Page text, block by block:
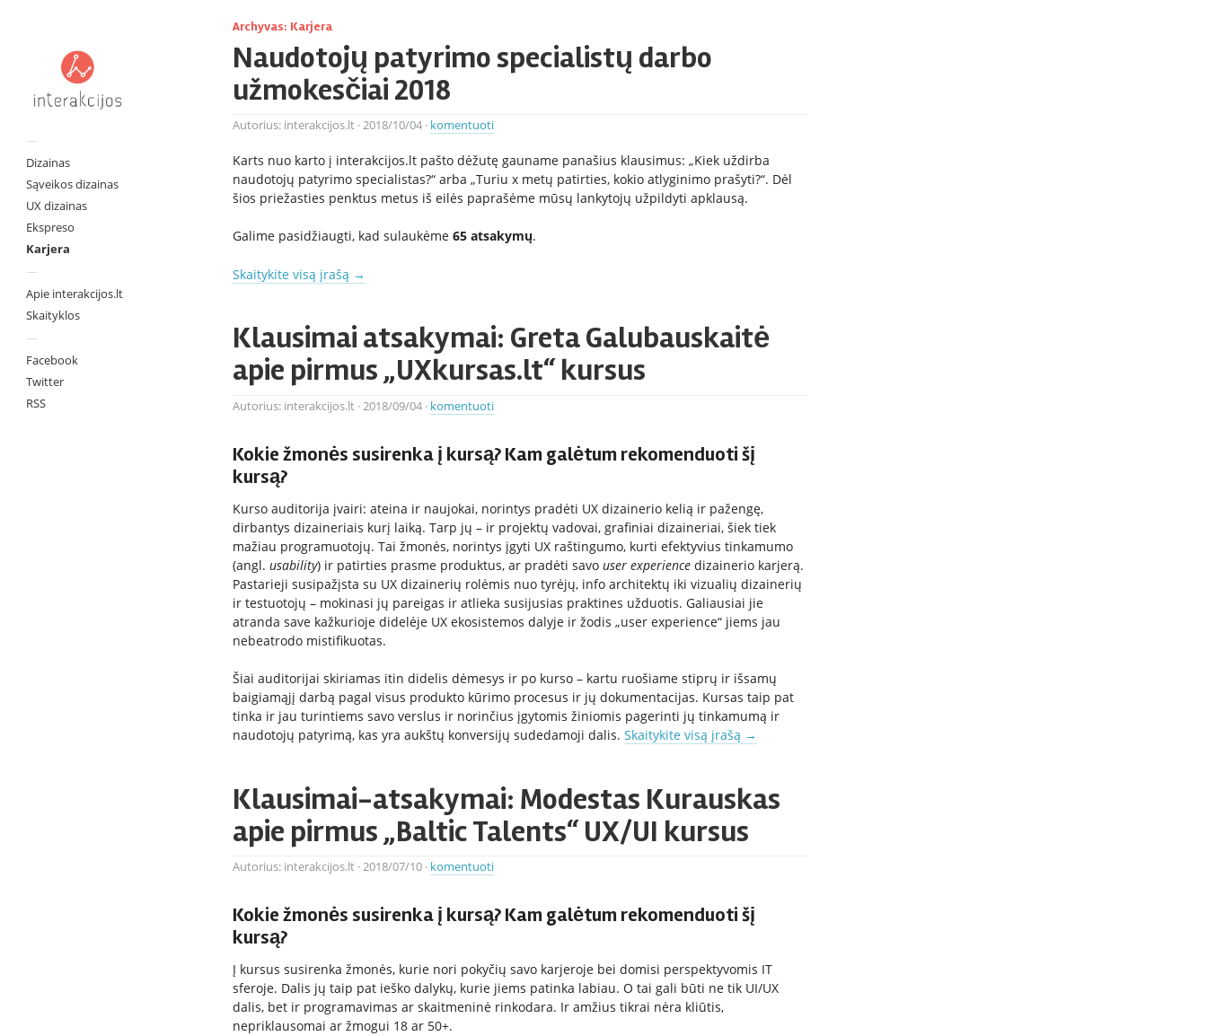
—
Dizainas
Sąveikos dizainas
UX dizainas
Ekspreso
Karjera
—
Apie interakcijos.lt
Skaityklos
—
Facebook
Twitter
RSS
Archyvas: Karjera
Naudotojų patyrimo specialistų darbo
užmokesčiai 2018
Autorius: interakcijos.lt ·2018/10/04 · komentuoti
Karts nuo karto į interakcijos.lt pašto dėžutę gauname panašius klausimus: „Kiek uždirba
naudotojų patyrimo specialistas?“ arba „Turiu x metų patirties, kokio atlyginimo prašyti?“. Dėl
šios priežasties penktus metus iš eilės paprašėme mūsų lankytojų užpildyti apklausą.
Galime pasidžiaugti, kad sulaukėme65 atsakymų.
Skaitykite visą įrašą →
Klausimai atsakymai: Greta Galubauskaitė
apie pirmus „UXkursas.lt“ kursus
Autorius: interakcijos.lt ·2018/09/04 · komentuoti
Kokie žmonės susirenka į kursą? Kam galėtum rekomenduoti šį
kursą?
Kurso auditorija įvairi: ateina ir naujokai, norintys pradėti UX dizainerio kelią ir pažengę,
dirbantys dizaineriais kurį laiką. Tarp jų – ir projektų vadovai, grafiniai dizaineriai, šiek tiek
mažiau programuotojų. Tai žmonės, norintys įgyti UX raštingumo, kurti efektyvius tinkamumo
(angl.usability) ir patirties prasme produktus, ar pradėti savouser experience dizainerio karjerą.
Pastarieji susipažįsta su UX dizainerių rolėmis nuo tyrėjų, info architektų iki vizualių dizainerių
ir testuotojų – mokinasi jų pareigas ir atlieka susijusias praktines užduotis. Galiausiai jie
atranda save kažkurioje didelėje UX ekosistemos dalyje ir žodis „user experience“ jiems jau
nebeatrodo mistifikuotas.
Šiai auditorijai skiriamas itin didelis dėmesys ir po kurso – kartu ruošiame stiprų ir išsamų
baigiamąjį darbą pagal visus produkto kūrimo procesus ir jų dokumentacijas. Kursas taip pat
tinka ir jau turintiems savo verslus ir norinčius įgytomis žiniomis pagerinti jų tinkamumą ir
naudotojų patyrimą, kas yra aukštų konversijų sudedamoji dalis.Skaitykite visą įrašą →
Klausimai-atsakymai: Modestas Kurauskas
apie pirmus „Baltic Talents“ UX/UI kursus
Autorius: interakcijos.lt ·2018/07/10 · komentuoti
Kokie žmonės susirenka į kursą? Kam galėtum rekomenduoti šį
kursą?
Į kursus susirenka žmonės, kurie nori pokyčių savo karjeroje bei domisi perspektyvomis IT
sferoje. Dalis jų taip pat ieško dalykų, kurie jiems patinka labiau. O tai gali būti ne tik UI/UX
dalis, bet ir programavimas ar skaitmeninė rinkodara. Ir amžius tikrai nėra kliūtis,
nepriklausomai ar žmogui 18 ar 50+.